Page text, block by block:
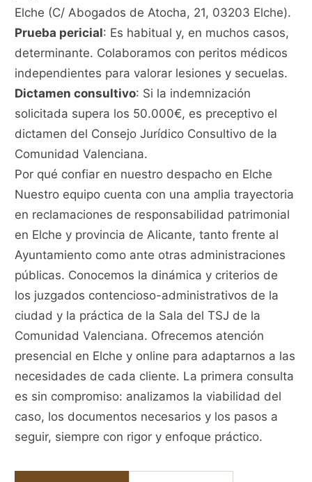
Elche (C/ Abogados de Atocha, 21, 03203 Elche).
Prueba pericial: Es habitual y, en muchos casos,
determinante. Colaboramos con peritos médicos
independientes para valorar lesiones y secuelas.
Dictamen consultivo: Si la indemnización
solicitada supera los 50.000€, es preceptivo el
dictamen del Consejo Jurídico Consultivo de la
Comunidad Valenciana.
Por qué confiar en nuestro despacho en Elche
Nuestro equipo cuenta con una amplia trayectoria
en reclamaciones de responsabilidad patrimonial
en Elche y provincia de Alicante, tanto frente al
Ayuntamiento como ante otras administraciones
públicas. Conocemos la dinámica y criterios de
los juzgados contencioso-administrativos de la
ciudad y la práctica de la Sala del TSJ de la
Comunidad Valenciana. Ofrecemos atención
presencial en Elche y online para adaptarnos a las
necesidades de cada cliente. La primera consulta
es sin compromiso: analizamos la viabilidad del
caso, los documentos necesarios y los pasos a
seguir, siempre con rigor y enfoque práctico.